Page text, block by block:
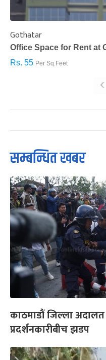
Gothatar
Office Space for Rent at
Rs. 55 Per Sq.Feet
‹
सम्बन्धित खबर
काठमाडौं जिल्ला अदालत
प्रदर्शनकारीबीच झडप